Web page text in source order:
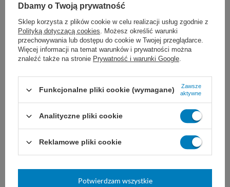
Dostępny
WYBIERZ WARIANT
Dostępny
DO KOSZYKA
kompresjoterapii ROSIDAL
L&R
Dbamy o Twoją prywatność
Sklep korzysta z plików cookie w celu realizacji usług zgodnie z
Polityką dotyczącą cookies. Możesz określić warunki
przechowywania lub dostępu do cookie w Twojej przeglądarce.
Więcej informacji na temat warunków i prywatności można
znaleźć także na stronie Prywatność i warunki Google.
Funkcjonalne pliki cookie (wymagane)
Zawsze
aktywne
Analityczne pliki cookie
Reklamowe pliki cookie
Potwierdzam wszystkie